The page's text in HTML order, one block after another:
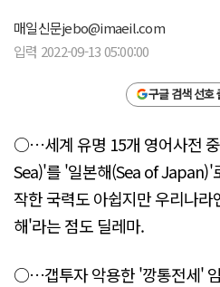
매일신문jebo@imaeil.com
입력 2022-09-13 05:00:00
구글 검색 선호
○…세계 유명 15개 영어사전
Sea)'를 '일본해(Sea of Japan)'
작한 국력도 아쉽지만 우리나
해'라는 점도 딜레마.
○…갭투자 악용한 '깡통전세'